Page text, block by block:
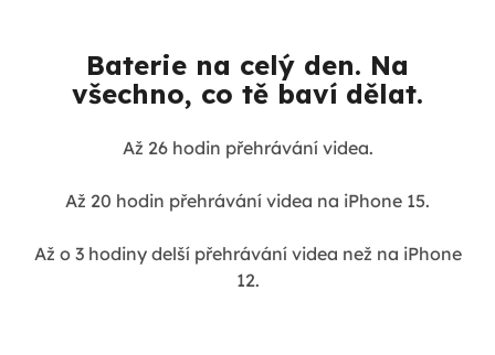
Baterie na celý den. Na
všechno, co tě baví dělat.
Až 26 hodin přehrávání videa.
Až 20 hodin přehrávání videa na iPhone 15.
Až o 3 hodiny delší přehrávání videa než na iPhone
12.